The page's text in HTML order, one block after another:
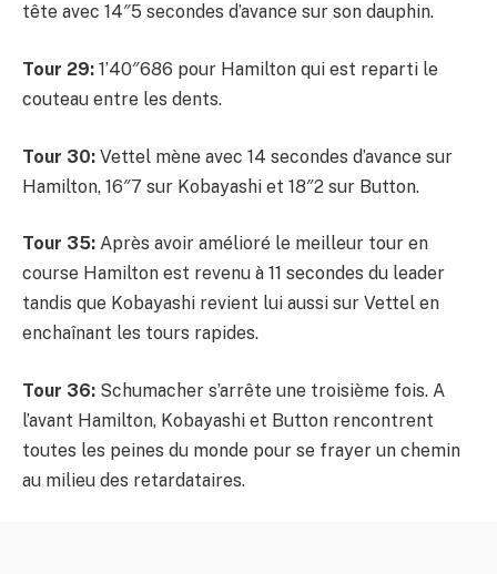
tête avec 14″5 secondes d’avance sur son dauphin.
Tour 29: 1’40″686 pour Hamilton qui est reparti le
couteau entre les dents.
Tour 30: Vettel mène avec 14 secondes d’avance sur
Hamilton, 16″7 sur Kobayashi et 18″2 sur Button.
Tour 35: Après avoir amélioré le meilleur tour en
course Hamilton est revenu à 11 secondes du leader
tandis que Kobayashi revient lui aussi sur Vettel en
enchaînant les tours rapides.
Tour 36: Schumacher s’arrête une troisième fois. A
l’avant Hamilton, Kobayashi et Button rencontrent
toutes les peines du monde pour se frayer un chemin
au milieu des retardataires.